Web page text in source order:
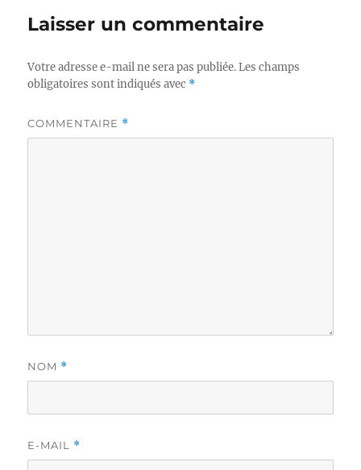
Laisser un commentaire
Votre adresse e-mail ne sera pas publiée. Les champs
obligatoires sont indiqués avec *
COMMENTAIRE *
NOM *
E-MAIL *